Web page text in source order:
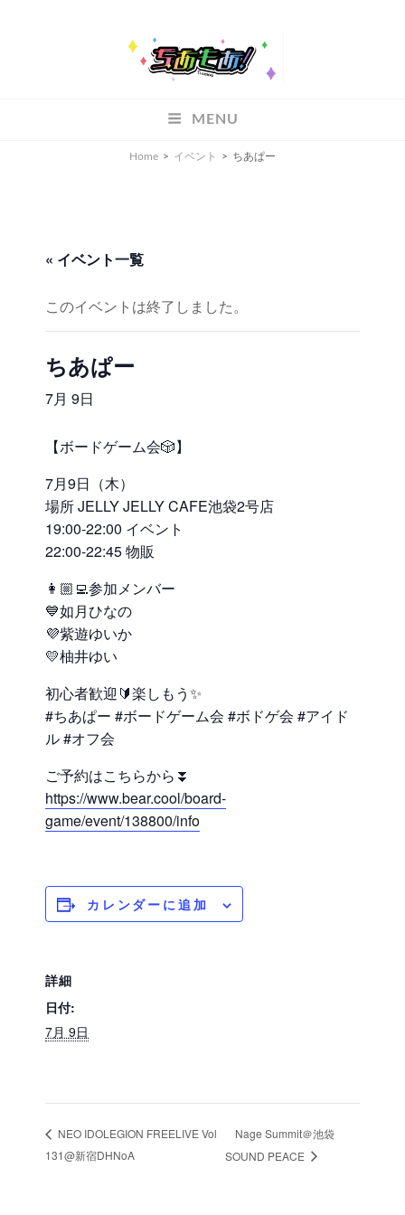
MENU
Home > イベント > ちあぱー
« イベント一覧
このイベントは終了しました。
ちあぱー
7月 9日
【ボードゲーム会🎲】
7月9日（木）
場所 JELLY JELLY CAFE池袋2号店
19:00-22:00 イベント
22:00-22:45 物販
👩🏼‍💻参加メンバー
💙如月ひなの
💜紫遊ゆいか
💛柚井ゆい
初心者歓迎🔰楽しもう✨
#ちあぱー #ボードゲーム会 #ボドゲ会 #アイド
ル #オフ会
ご予約はこちらから⏬
https://www.bear.cool/board-
game/event/138800/info
カレンダーに追加
詳細
日付:
7月 9日
NEO IDOLEGION FREELIVE Vol
131@新宿DHNoA
Nage Summit＠池袋
SOUND PEACE